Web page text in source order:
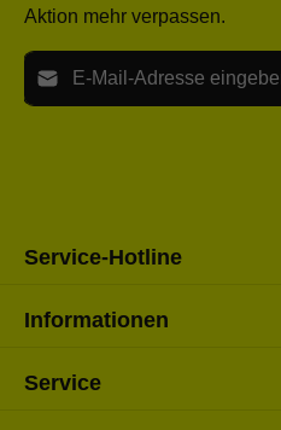
Aktion mehr verpassen.
E-Mail-Adresse*
Service-Hotline
Informationen
Service